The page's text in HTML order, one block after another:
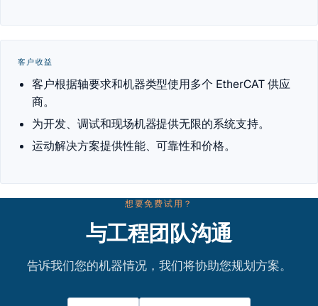
客户收益
客户根据轴要求和机器类型使用多个 EtherCAT 供应
商。
为开发、调试和现场机器提供无限的系统支持。
运动解决方案提供性能、可靠性和价格。
想要免费试用？
与工程团队沟通
告诉我们您的机器情况，我们将协助您规划方案。